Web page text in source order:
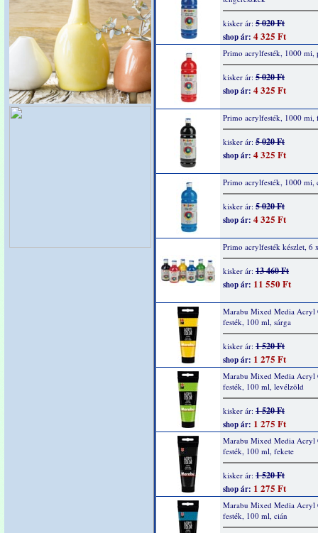
kisker ár: 5 020 Ft
shop ár: 4 325 Ft
Primo acrylfesték, 1000 mi,
kisker ár: 5 020 Ft
shop ár: 4 325 Ft
Primo acrylfesték, 1000 mi,
kisker ár: 5 020 Ft
shop ár: 4 325 Ft
Primo acrylfesték, 1000 mi,
kisker ár: 5 020 Ft
shop ár: 4 325 Ft
Primo acrylfesték készlet, 6
kisker ár: 13 460 Ft
shop ár: 11 550 Ft
Marabu Mixed Media Acryl
festék, 100 ml, sárga
kisker ár: 1 520 Ft
shop ár: 1 275 Ft
Marabu Mixed Media Acryl
festék, 100 ml, levélzöld
kisker ár: 1 520 Ft
shop ár: 1 275 Ft
Marabu Mixed Media Acryl
festék, 100 ml, fekete
kisker ár: 1 520 Ft
shop ár: 1 275 Ft
Marabu Mixed Media Acryl
festék, 100 ml, cián